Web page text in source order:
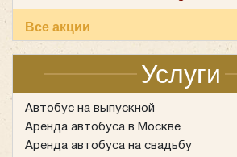
Все акции
Услуги
Автобус на выпускной
Аренда автобуса в Москве
Аренда автобуса на свадьбу